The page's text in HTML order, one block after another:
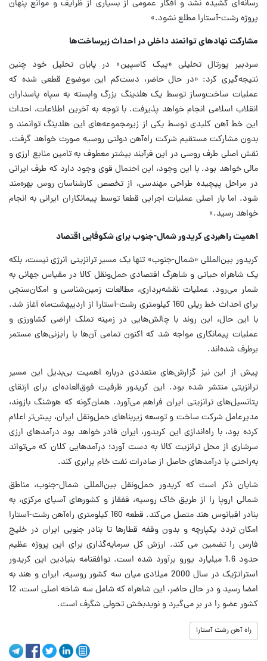
رسانه‌ای کشیده نشد و افکار عمومی از بسیاری از ظرایف و موانع پنهان
پروژه رشت-آستارا مطلع نشود.»
مشارکت نهادهای توانمند داخلی در احداث زیرساخت‌ها
سردبیر پورتال تحلیلی «پیک کاسپین» در پایان تحلیل خود چنین
نتیجه‌گیری کرد: «در حال حاضر، دست‌کم این موضوع قطعی شده که
عملیات ساخت‌وساز توسط یک هلدینگ بزرگ وابسته به سپاه پاسداران
انقلاب اسلامی انجام خواهد پذیرفت. با توجه به آخرین اطلاعات، احداث
این خط آهن کلیدی توسط یکی از زیرمجموعه‌های این هلدینگ توانمند و
بدون مشارکت مستقیم شرکت راه‌آهن دولتی روسیه صورت خواهد گرفت.
نقش اصلی طرف روسی در این فرآیند بیشتر معطوف به تامین منابع ارزی و
مالی خواهد بود. با این وجود، این احتمال قوی وجود دارد که طرف ایرانی
در مراحل پیچیده طراحی مهندسی، از تخصص کارشناسان روس بهره‌مند
شود. اما بار اصلی عملیات اجرایی قطعا توسط پیمانکاران ایرانی به انجام
خواهد رسید.»
اهمیت راهبردی کریدور شمال-جنوب برای شکوفایی اقتصاد
کریدور بین‌المللی «شمال-جنوب» تنها یک مسیر ترانزیتی انرژی نیست، بلکه
یک شاهراه حیاتی و شاهرگ اقتصادی حمل‌ونقل کالا در مقیاس جهانی به
شمار می‌رود. عملیات نقشه‌برداری، مطالعات زمین‌شناسی و امکان‌سنجی
برای احداث خط ریلی 160 کیلومتری رشت-آستارا از اردیبهشت‌ماه آغاز شد.
با این حال، این روند با چالش‌هایی در زمینه تملک اراضی کشاورزی و
عملیات پیمانکاری مواجه شد که اکنون تمامی آن‌ها با رایزنی‌های مستمر
برطرف شده‌اند.
پیش از این نیز گزارش‌های متعددی درباره اهمیت بی‌بدیل این مسیر
ترانزیتی منتشر شده بود. این کریدور ظرفیت فوق‌العاده‌ای برای ارتقای
پتانسیل‌های ترانزیتی ایران فراهم می‌آورد. همان‌گونه که هوشنگ بازوند،
مدیرعامل شرکت ساخت و توسعه زیربناهای حمل‌ونقل ایران، پیش‌تر اعلام
کرده بود، با راه‌اندازی این کریدور، ایران قادر خواهد بود درآمدهای ارزی
سرشاری از محل ترانزیت کالا به دست آورد؛ درآمدهایی کلان که می‌تواند
به‌راحتی با درآمدهای حاصل از صادرات نفت خام برابری کند.
شایان ذکر است که کریدور حمل‌ونقل بین‌المللی شمال-جنوب، مناطق
شمالی اروپا را از طریق خاک روسیه، قفقاز و کشورهای آسیای مرکزی، به
بنادر اقیانوس هند متصل می‌کند. قطعه 160 کیلومتری راه‌آهن رشت-آستارا
امکان تردد یکپارچه و بدون وقفه قطارها تا بنادر جنوبی ایران در خلیج
فارس را تضمین می کند. ارزش کل سرمایه‌گذاری برای این پروژه عظیم
حدود 1.6 میلیارد یورو برآورد شده است. توافقنامه بنیادین این کریدور
استراتژیک در سال 2000 میلادی میان سه کشور روسیه، ایران و هند به
امضا رسید و در حال حاضر، این شاهراه که شامل سه شاخه اصلی است، 12
کشور عضو را در بر می‌گیرد و نویدبخش تحولی شگرف است.
راه آهن رشت آستارا